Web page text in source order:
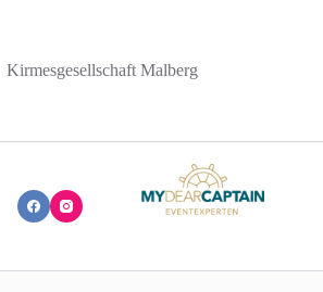
Kirmesgesellschaft Malberg